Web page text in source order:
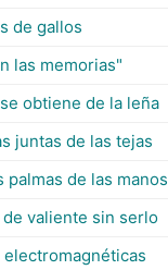
de gallos
las memorias"
obtiene de la leña
juntas de las tejas
de las manos
valiente sin serlo